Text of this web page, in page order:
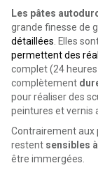
Les pâtes
grande finesse de
détaillées . Elles
permettent des
complet (24
complètement
pour réaliser des
peintures et vernis
Contrairement aux
restent sensibles
être immergées.